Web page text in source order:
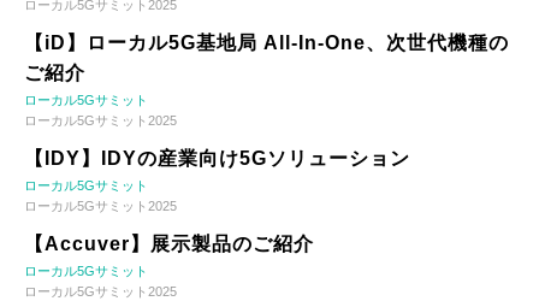
ローカル5Gサミット2025
【iD】ローカル5G基地局 All-In-One、次世代機種の
ご紹介
ローカル5Gサミット
ローカル5Gサミット2025
【IDY】IDYの産業向け5Gソリューション
ローカル5Gサミット
ローカル5Gサミット2025
【Accuver】展示製品のご紹介
ローカル5Gサミット
ローカル5Gサミット2025